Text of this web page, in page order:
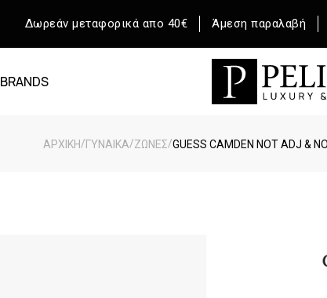
Δωρεάν μεταφορικά απο 40€ Άμεση παραλαβή
BRANDS
ΑΡΧΙΚΉ/ΓΥΝΑΙΚΑ/ΖΩΝΕΣ/GUESS CAMDEN NOT ADJ &